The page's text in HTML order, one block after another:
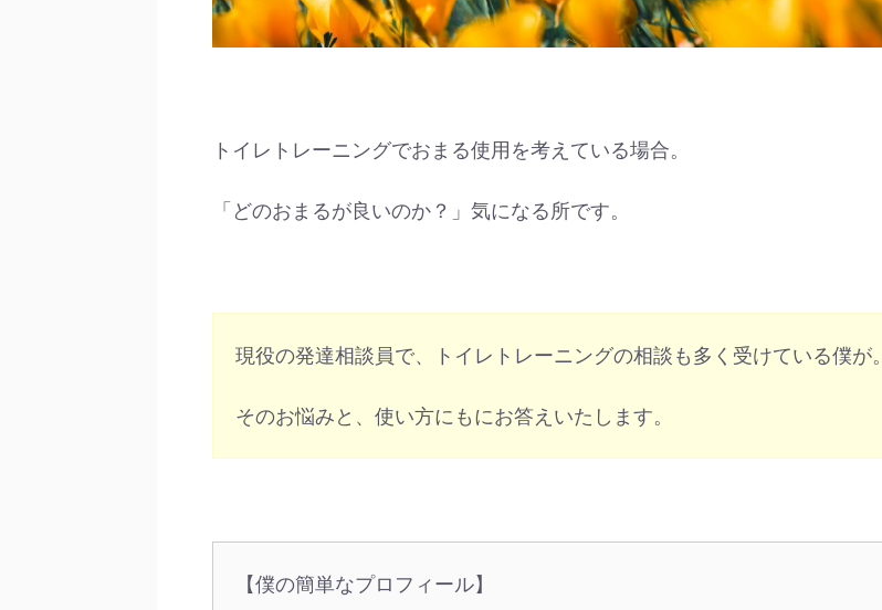
トイレトレーニングでおまる使用を考えている場合。
「どのおまるが良いのか？」気になる所です。
現役の発達相談員で、トイレトレーニングの相談も多く受けている僕が。
そのお悩みと、使い方にもにお答えいたします。
【僕の簡単なプロフィール】